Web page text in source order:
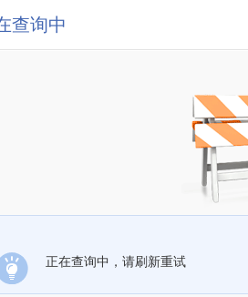
查询中
正在查询中，请刷新重试